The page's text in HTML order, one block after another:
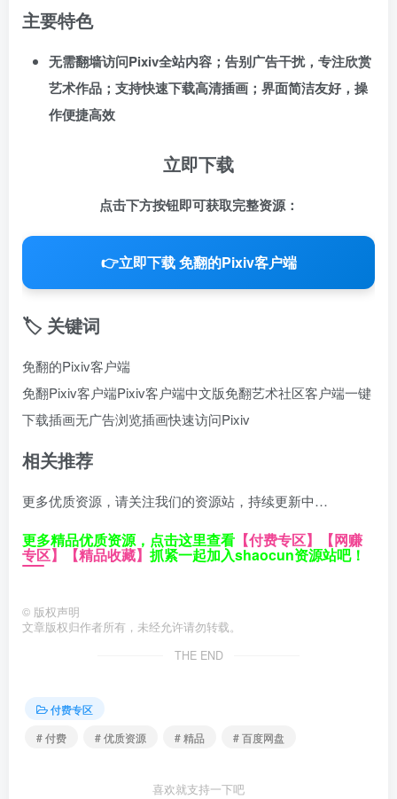
主要特色
无需翻墙访问Pixiv全站内容；告别广告干扰，专注欣赏
艺术作品；支持快速下载高清插画；界面简洁友好，操
作便捷高效
立即下载
点击下方按钮即可获取完整资源：
👉立即下载 免翻的Pixiv客户端
🏷️ 关键词
免翻的Pixiv客户端
免翻Pixiv客户端Pixiv客户端中文版免翻艺术社区客户端一键
下载插画无广告浏览插画快速访问Pixiv
相关推荐
更多优质资源，请关注我们的资源站，持续更新中…
更多精品优质资源，点击这里查看 【付费专区】 【网赚
专区】 【精品收藏】 抓紧一起加入shaocun资源站吧！
© 版权声明
文章版权归作者所有，未经允许请勿转载。
THE END
付费专区
# 付费
# 优质资源 # 精品 # 百度网盘
喜欢就支持一下吧